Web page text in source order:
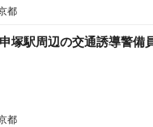
都
塚駅周辺の交通誘導警備
都